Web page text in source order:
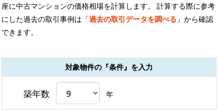
座に中古マンションの価格相場を計算します。 計算する際に参考
にした過去の取引事例は「過去の取引データを調べる 」から確認
できます。
対象物件の『条件』を入力
築年数 年